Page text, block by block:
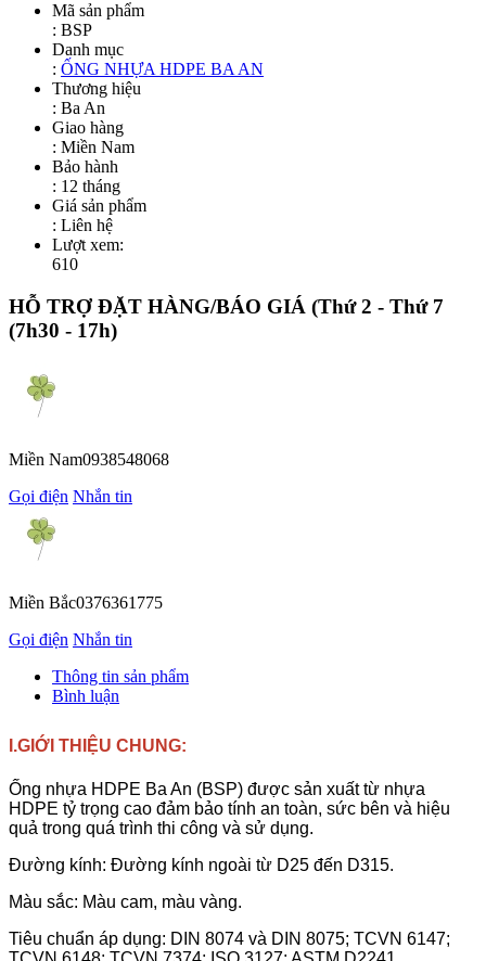
Mã sản phẩm
: BSP
Danh mục
: ỐNG NHỰA HDPE BA AN
Thương hiệu
: Ba An
Giao hàng
: Miền Nam
Bảo hành
: 12 tháng
Giá sản phẩm
: Liên hệ
Lượt xem:
610
HỖ TRỢ ĐẶT HÀNG/BÁO GIÁ (Thứ 2 - Thứ 7
(7h30 - 17h)
Miền Nam0938548068
Gọi điện Nhắn tin
Miền Bắc0376361775
Gọi điện Nhắn tin
Thông tin sản phẩm
Bình luận
I.GIỚI THIỆU CHUNG:
Ống nhựa HDPE Ba An (BSP) được sản xuất từ nhựa
HDPE tỷ trọng cao đảm bảo tính an toàn, sức bên và hiệu
quả trong quá trình thi công và sử dụng.
Đường kính: Đường kính ngoài từ D25 đến D315.
Màu sắc: Màu cam, màu vàng.
Tiêu chuẩn áp dụng: DIN 8074 và DIN 8075; TCVN 6147;